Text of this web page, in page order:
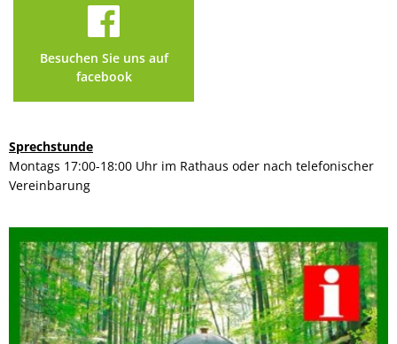
Besuchen Sie uns auf
facebook
Sprechstunde
Montags 17:00-18:00 Uhr im Rathaus oder nach telefonischer
Vereinbarung